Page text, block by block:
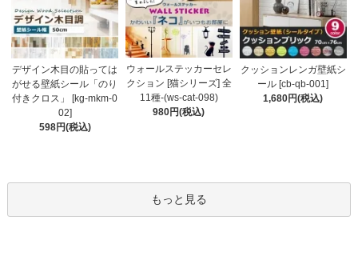
デザイン木目の貼っては
がせる壁紙シール「のり
付きクロス」 [kg-mkm-0
02]
598円(税込)
ウォールステッカーセレ
クション [猫シリーズ] 全
11種-(ws-cat-098)
980円(税込)
クッションレンガ壁紙シ
ール [cb-qb-001]
1,680円(税込)
もっと見る